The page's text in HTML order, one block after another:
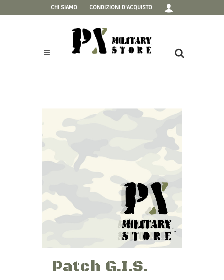
CHI SIAMO CONDIZIONI D'ACQUISTO
Patch G.I.S.